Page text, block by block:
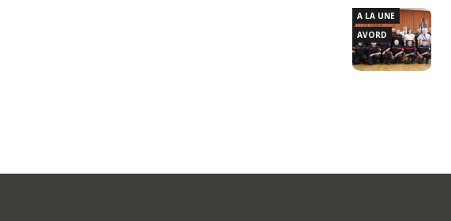
A LA UNE
AVORD